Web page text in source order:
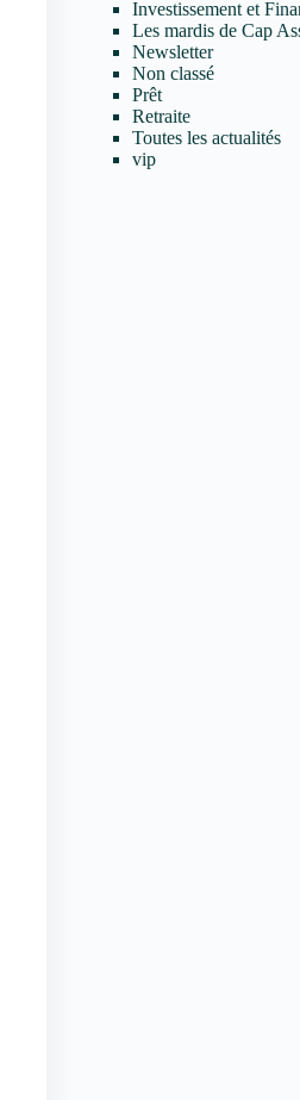
Investissement et
Les mardis de Cap
Newsletter
Non classé
Prêt
Retraite
Toutes les actualités
vip